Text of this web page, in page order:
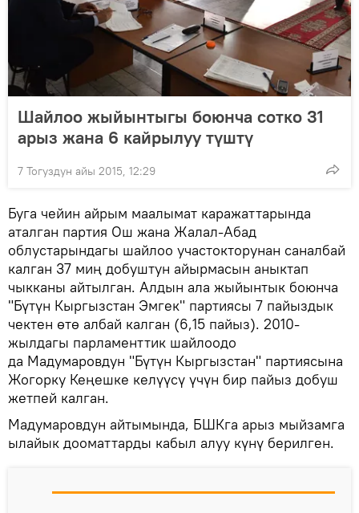
Шайлоо жыйынтыгы боюнча сотко 31
арыз жана 6 кайрылуу түштү
7 Тогуздун айы 2015, 12:29
Буга чейин айрым маалымат каражаттарында
аталган партия Ош жана Жалал-Абад
облустарындагы шайлоо участокторунан саналбай
калган 37 миң добуштун айырмасын аныктап
чыкканы айтылган. Алдын ала жыйынтык боюнча
"Бүтүн Кыргызстан Эмгек" партиясы 7 пайыздык
чектен өтө албай калган (6,15 пайыз). 2010-
жылдагы парламенттик шайлоодо
да Мадумаровдун "Бүтүн Кыргызстан" партиясына
Жогорку Кеңешке келүүсү үчүн бир пайыз добуш
жетпей калган.
Мадумаровдун айтымында, БШКга арыз мыйзамга
ылайык дооматтарды кабыл алуу күнү берилген.